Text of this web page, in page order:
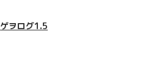
ゲヲログ1.5